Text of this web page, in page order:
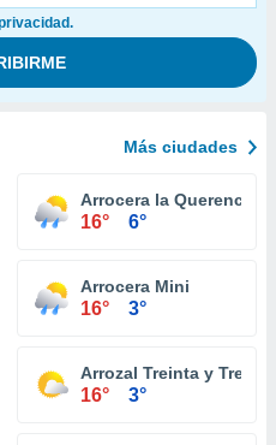
Más ciudades
Arrocera la Querencia
16° 6°
Arrocera Mini
16° 3°
Arrozal Treinta y Tres
16° 3°